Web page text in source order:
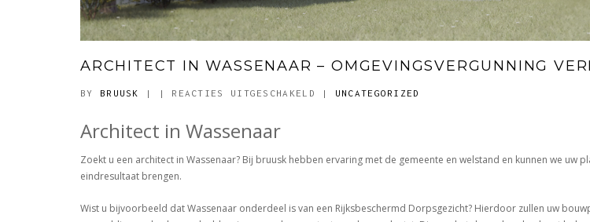
ARCHITECT IN WASSENAAR – OMGEVINGSVERGUNNING
BY BRUUSK | | REACTIES UITGESCHAKELD VOOR
–
| UNCATEGORIZED
Architect in Wassenaar
Zoekt u een architect in Wassenaar? Bij bruusk hebben ervaring met de gemeente en welstand en kunnen we uw
eindresultaat brengen.
Wist u bijvoorbeeld dat Wassenaar onderdeel is van een Rijksbeschermd Dorpsgezicht? Hierdoor zullen uw